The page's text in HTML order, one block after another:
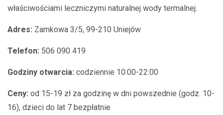
właściwościami leczniczymi naturalnej wody termalnej.
Adres: Zamkowa 3/5, 99-210 Uniejów
Telefon: 506 090 419
Godziny otwarcia: codziennie 10:00-22:00
Ceny: od 15-19 zł za godzinę w dni powszednie (godz. 10-
16), dzieci do lat 7 bezpłatnie